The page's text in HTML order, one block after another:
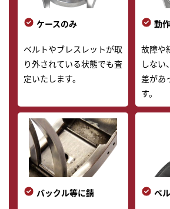
ケースのみ
ベルトやブレスレットが取
り外されている状態でも査
定いたします。
動
故障や
しない
差があ
す。
バックル等に錆 ベ